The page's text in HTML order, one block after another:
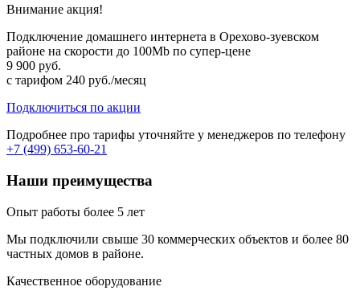
Внимание акция!
Подключение домашнего интернета в Орехово-зуевском
районе на скорости до 100Mb по супер-цене
9 900 руб.
с тарифом 240 руб./месяц
Подключиться по акции
Подробнее про тарифы уточняйте у менеджеров по телефону
+7 (499) 653-60-21
Наши преимущества
Опыт работы более 5 лет
Мы подключили свыше 30 коммерческих объектов и более 80
частных домов в районе.
Качественное оборудование